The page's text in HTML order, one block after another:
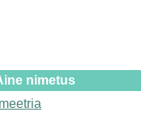
nimetus